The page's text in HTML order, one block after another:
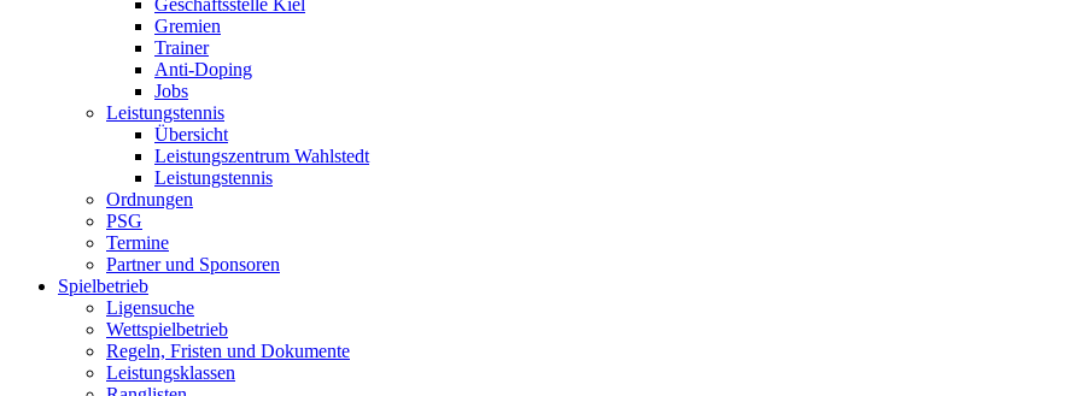
Geschäftsstelle Kiel
Gremien
Trainer
Anti-Doping
Jobs
Leistungstennis
Übersicht
Leistungszentrum Wahlstedt
Leistungstennis
Ordnungen
PSG
Termine
Partner und Sponsoren
Spielbetrieb
Ligensuche
Wettspielbetrieb
Regeln, Fristen und Dokumente
Leistungsklassen